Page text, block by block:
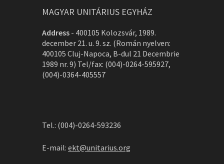
MAGYAR UNITÁRIUS EGYHÁZ
Address - 400105 Kolozsvár, 1989.
december 21. u. 9. sz. (Román nyelven:
400105 Cluj-Napoca, B-dul 21 Decembrie
1989 nr. 9) Tel/fax: (004)-0264-595927,
(004)-0364-405557
Tel.: (004)-0264-593236
E-mail: ekt@unitarius.org